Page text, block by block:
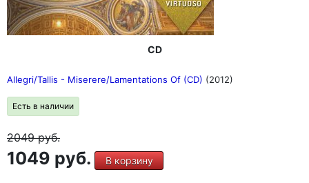
CD
Allegri/Tallis - Miserere/Lamentations Of (CD) (2012)
Есть в наличии
2049руб.
1049 руб. В корзину